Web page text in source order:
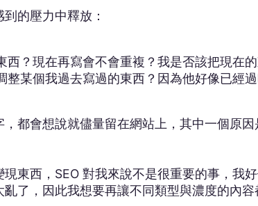
的壓力中釋放：
？現在再寫會不會重複？我是否該把現在
某個我過去寫過的東西？因為他好像已經過
都會想說就儘量留在網站上，其中一個原
東西，SEO 對我來說不是很重要的事，我
了，因此我想要再讓不同類型與濃度的內容